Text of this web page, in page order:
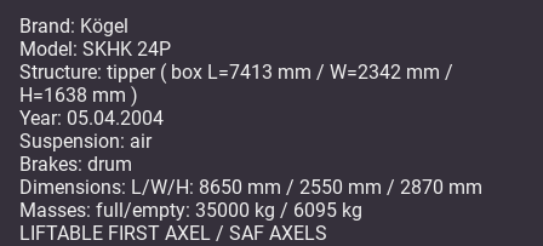
Brand: Kögel
Model: SKHK 24P
Structure: tipper ( box L=7413 mm / W=2342 mm /
H=1638 mm )
Year: 05.04.2004
Suspension: air
Brakes: drum
Dimensions: L/W/H: 8650 mm / 2550 mm / 2870 mm
Masses: full/empty: 35000 kg / 6095 kg
LIFTABLE FIRST AXEL / SAF AXELS